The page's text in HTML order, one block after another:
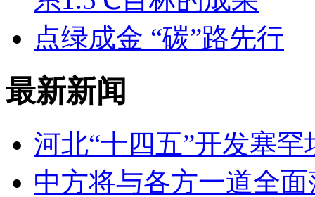
点绿成金 “碳”路先行
最新新闻
河北“十四五”开发塞
中方将与各方一道全